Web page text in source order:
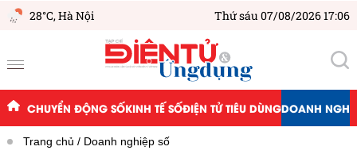
28°C,Hà Nội Thứ sáu 07/08/2026 17:06
CHUYỂN ĐỘNG SỐKINH TẾ SỐĐIỆN TỬ TIÊU DÙNGDOANH
Trang chủ Doanh nghiệp số